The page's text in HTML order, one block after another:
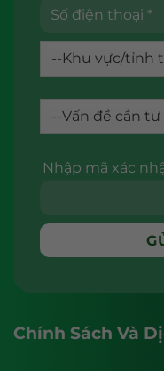
Nhập mã xác
Chính Sách Và